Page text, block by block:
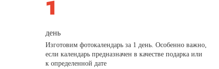
день
Изготовим фотокалендарь за 1 день. Особенно важно,
если календарь предназначен в качестве подарка или
к определенной дате